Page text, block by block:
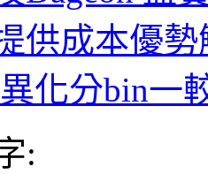
供成本優
化分bin一
: